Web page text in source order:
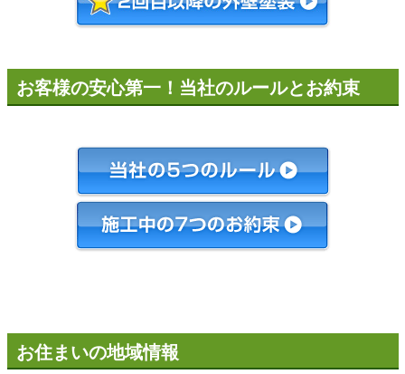
お客様の安心第一！当社のルールとお約束
お住まいの地域情報